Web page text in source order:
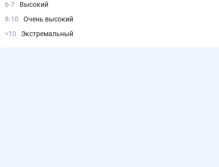
6-7
Высокий
8-10
Очень высокий
>10
Экстремальный